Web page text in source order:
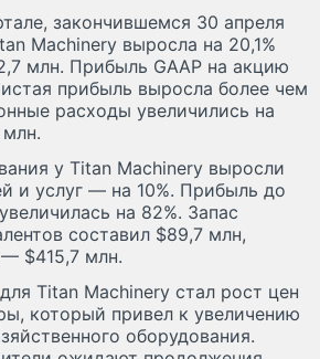
закончившемся 30 апреля
Machinery выросла на 20,1%
млн. Прибыль GAAP на акцию
прибыль выросла более чем
расходы увеличились на
у Titan Machinery выросли
и услуг — на 10%. Прибыль до
на 82%. Запас
составил $89,7 млн,
$415,7 млн.
Titan Machinery стал рост цен
который привел к увеличению
оборудования.